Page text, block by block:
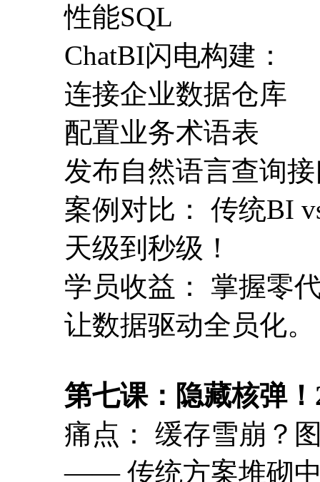
性能SQL
ChatBI闪电构建：
连接企业数据仓库
配置业务术语表
发布自然语言查询
案例对比： 传统BI
天级到秒级！
学员收益： 掌握零
让数据驱动全员化。
第七课：隐藏核弹
痛点： 缓存雪崩？
—— 传统方案堆砌